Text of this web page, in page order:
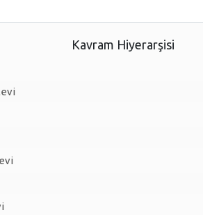
Kavram Hiyerarşisi